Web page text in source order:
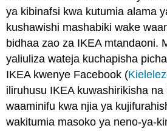
ya kibinafsi kwa kutumia alama
kushawishi mashabiki wake
bidhaa zao za IKEA mtandaoni.
yaliuliza wateja kuchapisha
IKEA kwenye Facebook (
iliruhusu IKEA kuwashirikisha
waaminifu kwa njia ya
wakitumia masoko ya neno-ya-